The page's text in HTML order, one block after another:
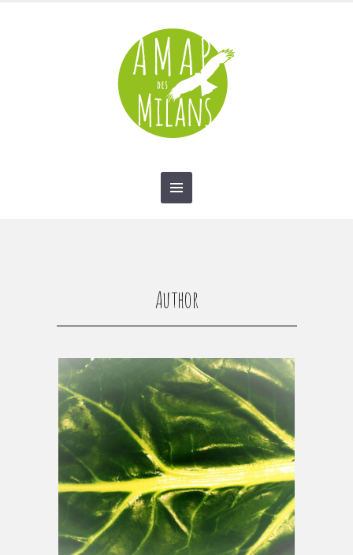
contact@amap-des-milans.fr
Author